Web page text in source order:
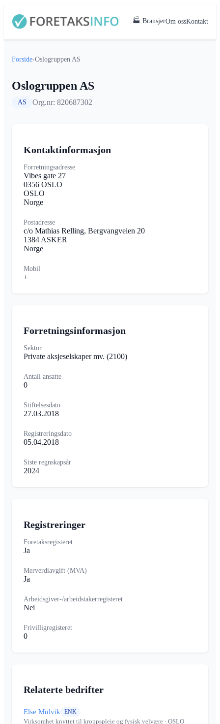
🏭 BransjerOm ossKontakt
Forside›Oslogruppen AS
Oslogruppen AS
AS Org.nr: 820687302
Kontaktinformasjon
Forretningsadresse
Vibes gate 27
0356 OSLO
OSLO
Norge
Postadresse
c/o Mathias Relling, Bergvangveien 20
1384 ASKER
Norge
Mobil
+
Forretningsinformasjon
Sektor
Private aksjeselskaper mv. (2100)
Antall ansatte
0
Stiftelsesdato
27.03.2018
Registreringsdato
05.04.2018
Siste regnskapsår
2024
Registreringer
Foretaksregisteret
Ja
Merverdiavgift (MVA)
Ja
Arbeidsgiver-/arbeidstakerregisteret
Nei
Frivilligregisteret
0
Relaterte bedrifter
Else Mulvik ENK
Virksomhet knyttet til kroppspleie og fysisk velvære · OSLO